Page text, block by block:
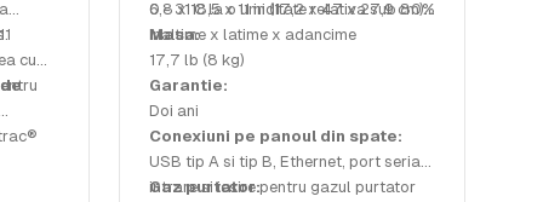
cu
0 - 31 C la o umiditate relativa sub 80%
6,8 x 18,5 x 11 in (17,2 x 47 x 27,9 cm)
Inaltime x latime x adancime
Masa:
17,7 lb (8 kg)
Garantie:
Doi ani
Conexiuni pe panoul din spate:
USB tip A si tip B, Ethernet, port serial,
intrare si iesire pentru gazul purtator
Gaz purtator: